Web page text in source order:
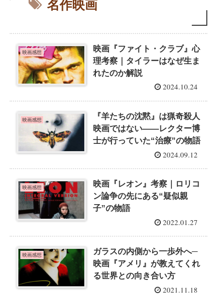
名作映画
映画感想
映画『ファイト・クラブ』心
理考察｜タイラーはなぜ生ま
れたのか解説
2024.10.24
映画感想
『羊たちの沈黙』は猟奇殺人
映画ではない——レクター博
士が行っていた“治療”の物語
2024.09.12
映画感想
映画『レオン』考察｜ロリコ
ン論争の先にある“疑似親
子”の物語
2022.01.27
映画感想
ガラスの内側から一歩外へ─
映画『アメリ』が教えてくれ
る世界との向き合い方
2021.11.18